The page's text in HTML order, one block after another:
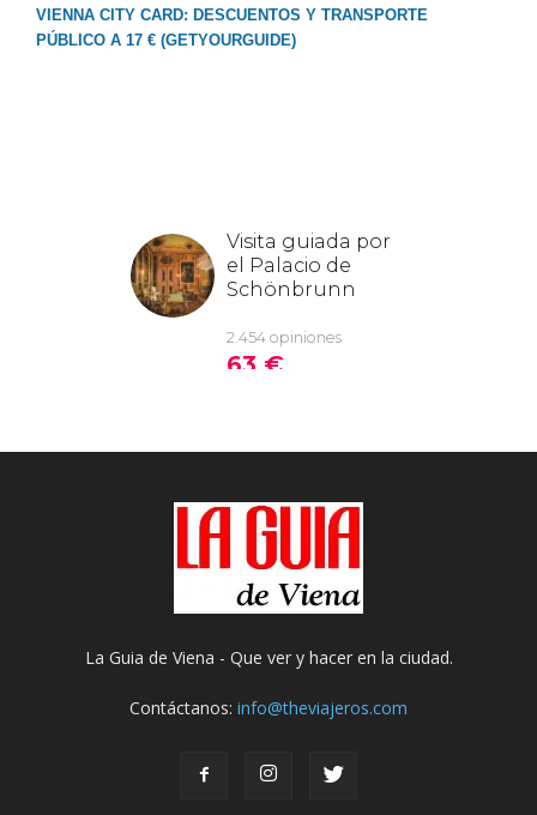
VIENNA CITY CARD: DESCUENTOS Y TRANSPORTE
PÚBLICO A 17 € (GETYOURGUIDE)
La Guia de Viena - Que ver y hacer en la ciudad.
Contáctanos: info@theviajeros.com